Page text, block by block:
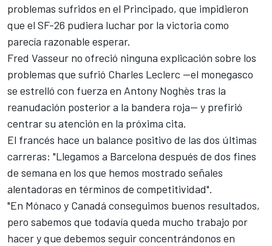
problemas sufridos en el Principado, que impidieron
que el SF-26 pudiera luchar por la victoria como
parecía razonable esperar.
Fred Vasseur no ofreció ninguna explicación sobre los
problemas que sufrió Charles Leclerc —el monegasco
se estrelló con fuerza en Antony Noghès tras la
reanudación posterior a la bandera roja— y prefirió
centrar su atención en la próxima cita.
El francés hace un balance positivo de las dos últimas
carreras: "Llegamos a Barcelona después de dos fines
de semana en los que hemos mostrado señales
alentadoras en términos de competitividad".
"En Mónaco y Canadá conseguimos buenos resultados,
pero sabemos que todavía queda mucho trabajo por
hacer y que debemos seguir concentrándonos en